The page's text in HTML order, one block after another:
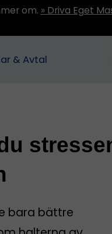
om. » Driva Eget
& Avtal
bara bättre